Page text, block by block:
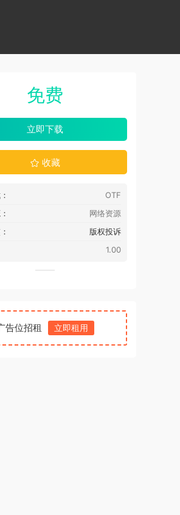
免费
立即下载
收藏
OTF
网络资源
版权投诉
1.00
告位招租 立即租用